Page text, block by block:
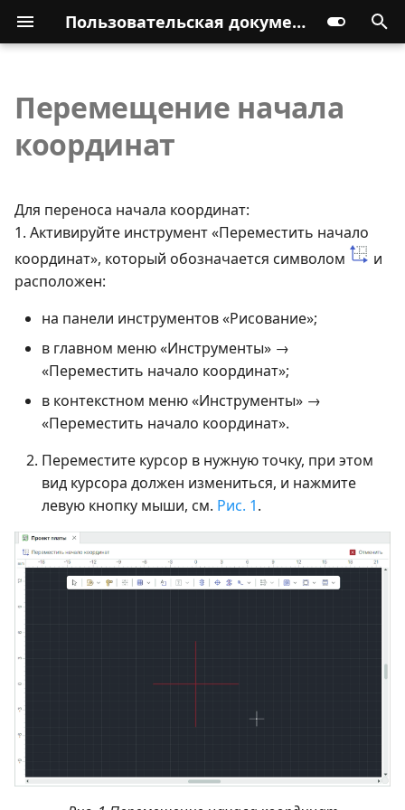
Пользовательская документация
Перемещение начала
координат
Для переноса начала координат:
1. Активируйте инструмент «Переместить начало
координат», который обозначается символом
и
расположен:
на панели инструментов «Рисование»;
в главном меню «Инструменты» →
«Переместить начало координат»;
в контекстном меню «Инструменты» →
«Переместить начало координат».
Переместите курсор в нужную точку, при этом
вид курсора должен измениться, и нажмите
левую кнопку мыши, см. Рис. 1.